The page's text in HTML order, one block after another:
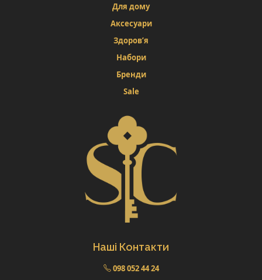
Для дому
Аксесуари
Здоров’я
Набори
Бренди
Sale
Наші Контакти
098 052 44 24